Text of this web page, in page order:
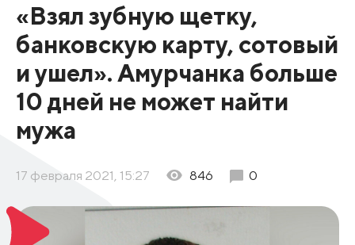
«Взял зубную щетку,
банковскую карту, сотовый
и ушел». Амурчанка больше
10 дней не может найти
мужа
17 февраля 2021, 15:27 846 0